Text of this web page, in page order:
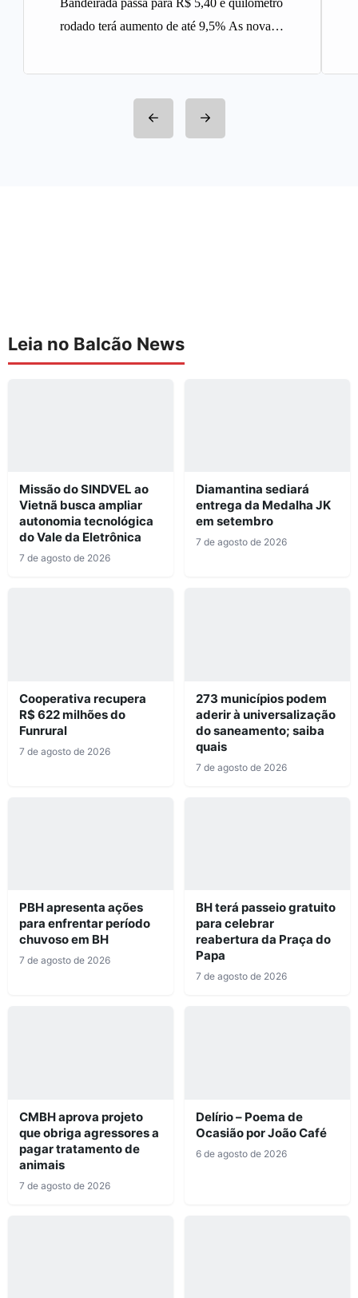
rodado terá aumento de até 9,5% As novas
Leia no Balcão News
Missão do SINDVEL ao
Vietnã busca ampliar
autonomia tecnológica
do Vale da Eletrônica
7 de agosto de 2026
Diamantina sediará
entrega da Medalha JK
em setembro
7 de agosto de 2026
Cooperativa recupera
R$ 622 milhões do
Funrural
7 de agosto de 2026
273 municípios podem
aderir à universalização
do saneamento; saiba
quais
7 de agosto de 2026
PBH apresenta ações
para enfrentar período
chuvoso em BH
7 de agosto de 2026
BH terá passeio gratuito
para celebrar
reabertura da Praça do
Papa
7 de agosto de 2026
CMBH aprova projeto
que obriga agressores a
pagar tratamento de
animais
7 de agosto de 2026
Delírio – Poema de
Ocasião por João Café
6 de agosto de 2026